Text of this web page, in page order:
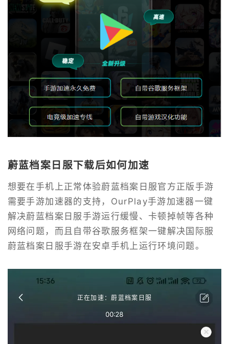
蔚蓝档案日服下载后如何加速
想要在手机上正常体验蔚蓝档案日服官方正版手游
需要手游加速器的支持，OurPlay手游加速器一键
解决蔚蓝档案日服手游运行缓慢、卡顿掉帧等各种
网络问题，而且自带谷歌服务框架一键解决国际服
蔚蓝档案日服手游在安卓手机上运行环境问题。
正在加速：蔚蓝档案日服